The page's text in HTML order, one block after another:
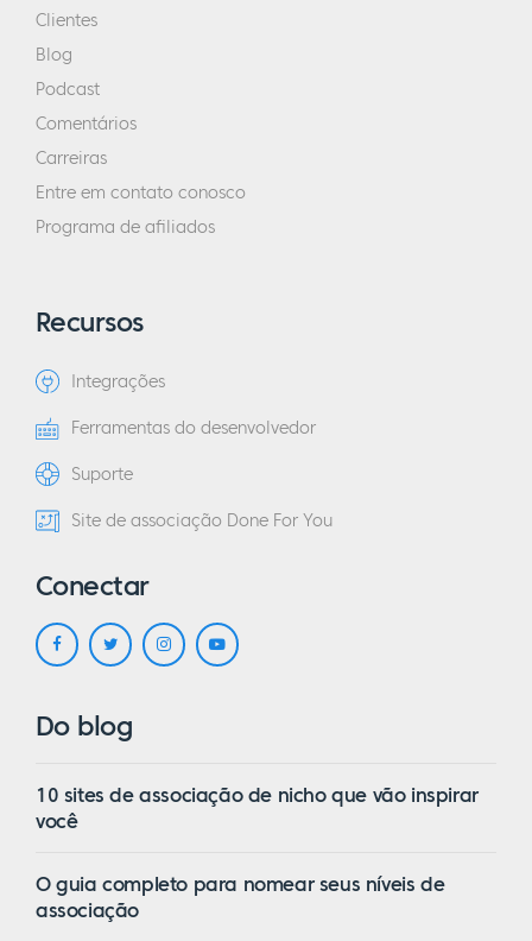
Clientes
Blog
Podcast
Comentários
Carreiras
Entre em contato conosco
Programa de afiliados
Recursos
Integrações
Ferramentas do desenvolvedor
Suporte
Site de associação Done For You
Conectar
Do blog
10 sites de associação de nicho que vão inspirar
você
O guia completo para nomear seus níveis de
associação